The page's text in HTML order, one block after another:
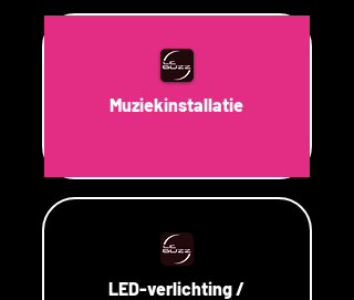
Muziekinstallatie
LED-verlichting /